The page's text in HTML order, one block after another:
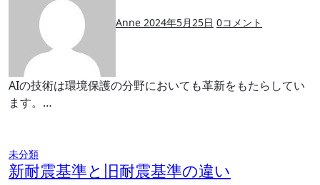
Anne 2024年5月25日 0コメント
AIの技術は環境保護の分野においても革新をもたらしてい
ます。…
未分類
新耐震基準と旧耐震基準の違い